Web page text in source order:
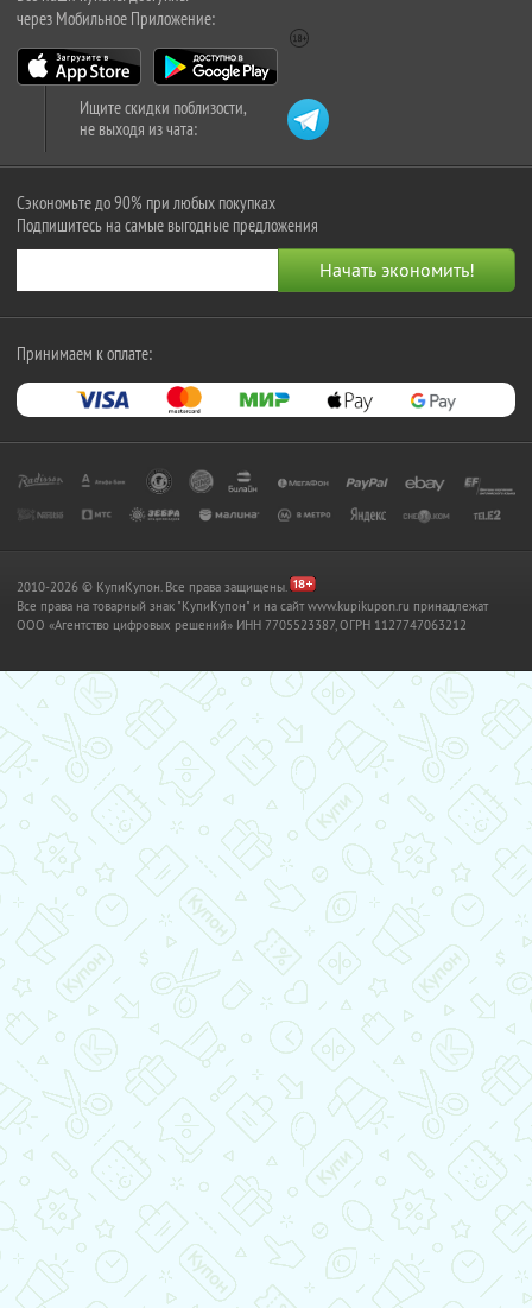
через Мобильное Приложение:
Ищите скидки поблизости,
не выходя из чата:
Сэкономьте до 90% при любых покупках
Подпишитесь на самые выгодные предложения
Принимаем к оплате:
2010-2026 © КупиКупон. Все права защищены.
Все права на товарный знак "КупиКупон" и на сайт www.kupikupon.ru принадлежат
OOO «Агентство цифровых решений» ИНН 7705523387, ОГРН 1127747063212